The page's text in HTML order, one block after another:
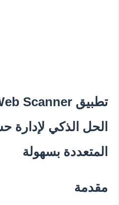
الحل الذكي لإدارة
المتعددة بسهولة
مقدمة